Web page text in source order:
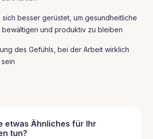
besser gerüstet, um gesundheitliche
bewältigen und produktiv zu bleiben
des Gefühls, bei der Arbeit wirklich
etwas Ähnliches für Ihr
tun?